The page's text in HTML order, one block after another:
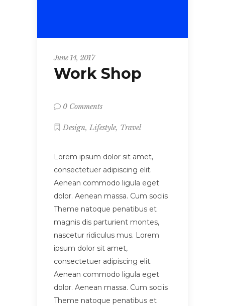
June 14, 2017
Work Shop
0 Comments
Design, Lifestyle, Travel
Lorem ipsum dolor sit amet,
consectetuer adipiscing elit.
Aenean commodo ligula eget
dolor. Aenean massa. Cum sociis
Theme natoque penatibus et
magnis dis parturient montes,
nascetur ridiculus mus. Lorem
ipsum dolor sit amet,
consectetuer adipiscing elit.
Aenean commodo ligula eget
dolor. Aenean massa. Cum sociis
Theme natoque penatibus et